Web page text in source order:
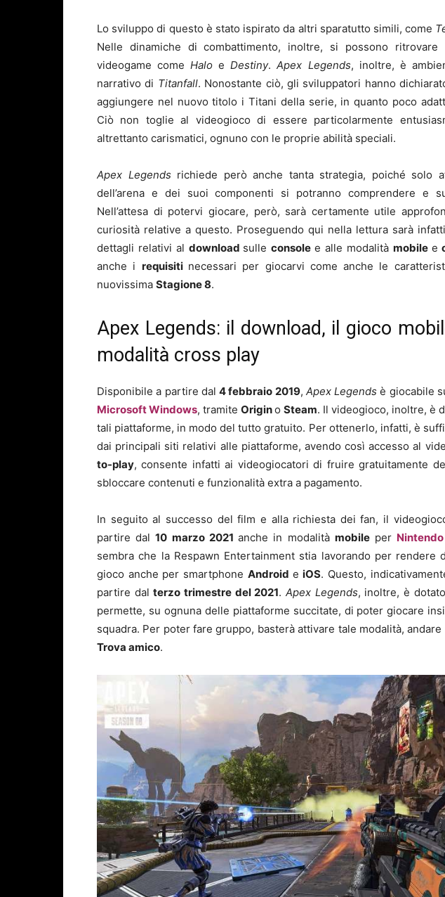
Lo sviluppo di questo è stato ispirato da altri sparatutto simili, come
Nelle dinamiche di combattimento, inoltre, si possono
videogame comeHaloeDestiny.Apex Legends, inoltre, è
narrativo di Titanfall. Nonostante ciò, gli sviluppatori hanno
aggiungere nel nuovo titolo i Titani della serie, in quanto poco
Ciò non toglie al videogioco di essere particolarmente
altrettanto carismatici, ognuno con le proprie abilità speciali.
Apex Legends richiede però anche tanta strategia, poiché solo
dell’arena e dei suoi componenti si potranno comprendere e
Nell’attesa di potervi giocare, però, sarà certamente utile
curiosità relative a questo. Proseguendo qui nella lettura sarà
dettagli relativi al download sulleconsolee alle modalità mobile e
anche i requisiti necessari per giocarvi come anche le
nuovissima Stagione 8.
Apex Legends: il download, il gioco
modalità cross play
Disponibile a partire dal 4 febbraio 2019, Apex Legendsè giocabile
Microsoft Windows, tramite Origino Steam. Il videogioco, inoltre, è
tali piattaforme, in modo del tutto gratuito. Per ottenerlo, infatti, è
dai principali siti relativi alle piattaforme, avendo così accesso al
to-play, consente infatti ai videogiocatori di fruire gratuitamente
sbloccare contenuti e funzionalità extra a pagamento.
In seguito al successo del film e alla richiesta dei fan, il
partire dal10 marzo 2021anche in modalità mobileper
sembra che la Respawn Entertainment stia lavorando per rendere
gioco anche per smartphone Android eiOS. Questo,
partire dalterzo trimestre del 2021.Apex Legends, inoltre, è
permette, su ognuna delle piattaforme succitate, di poter giocare
squadra. Per poter fare gruppo, basterà attivare tale modalità,
Trova amico.